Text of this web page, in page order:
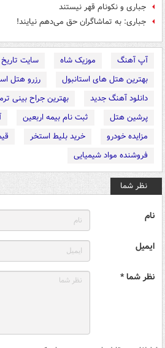
جباری و نکونام قهر نیستند
جباری: به تماشاگران حق می‌دهم نیایند!
آپ آهنگ موزیک شاه
سایت تاریخ
بهترین هتل های استانبول
رزرو هتل
دانلود آهنگ جدید
بهترین جراح بینی
پرشین هتل
ثبت نام بیمه اربعین
مزایده خودرو
خرید بلیط استخر
فروشنده مواد شیمیایی
نظر شما
نام
ایمیل
نظر شما *